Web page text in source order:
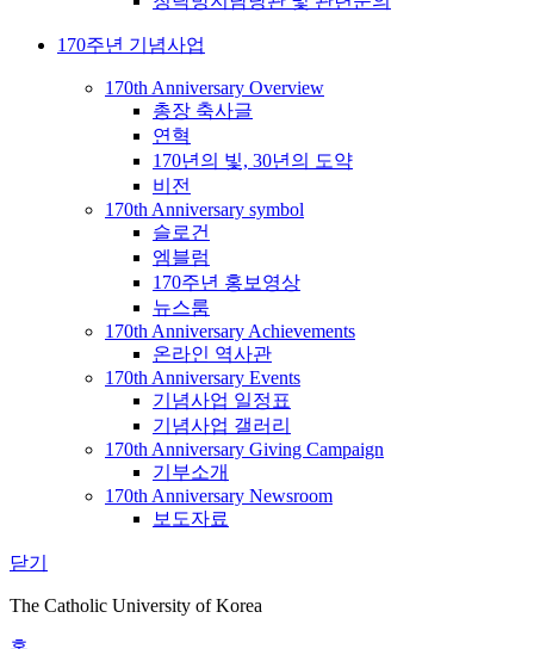
170주년 기념사업
170th Anniversary Overview
총장 축사글
연혁
170년의 빛, 30년의 도약
비전
170th Anniversary symbol
슬로건
엠블럼
170주년 홍보영상
뉴스룸
170th Anniversary Achievements
온라인 역사관
170th Anniversary Events
기념사업 일정표
기념사업 갤러리
170th Anniversary Giving Campaign
기부소개
170th Anniversary Newsroom
보도자료
닫기
The Catholic University of Korea